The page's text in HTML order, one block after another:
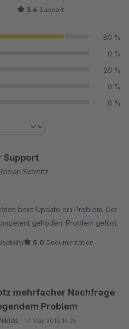
3.6 Support
80 %
0 %
20 %
0 %
0 %
Support
Schmitz
beim Update ein Problem. Der
geholfen. Problem gelöst.
5.0 Documentation
mehrfacher Nachfrage
Problem
17 May 2018 14:26